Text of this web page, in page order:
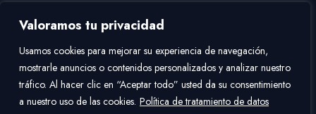
Valoramos tu privacidad
Usamos cookies para mejorar su experiencia de navegación,
mostrarle anuncios o contenidos personalizados y analizar nuestro
tráfico. Al hacer clic en “Aceptar todo” usted da su consentimiento
a nuestro uso de las cookies. Política de tratamiento de datos